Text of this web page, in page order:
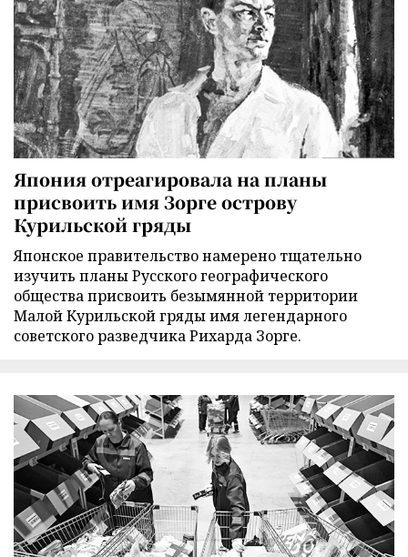
Япония отреагировала на планы
присвоить имя Зорге острову
Курильской гряды
Японское правительство намерено тщательно
изучить планы Русского географического
общества присвоить безымянной территории
Малой Курильской гряды имя легендарного
советского разведчика Рихарда Зорге.